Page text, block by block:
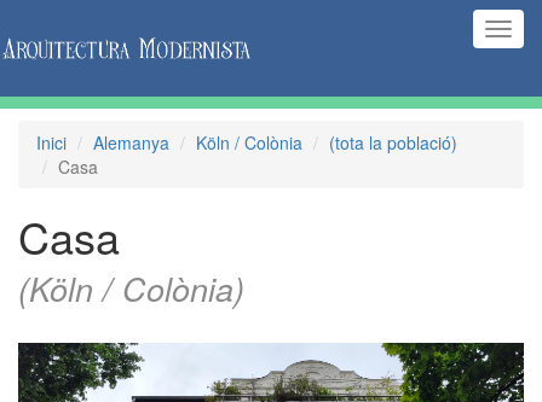
Inici Alemanya Köln / Colònia
(tota la població)
Casa
Casa
(Köln / Colònia)